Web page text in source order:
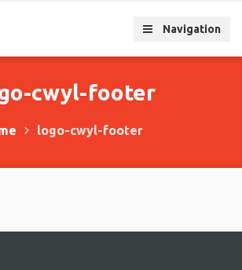
Navigation
cwyl-footer
logo-cwyl-footer